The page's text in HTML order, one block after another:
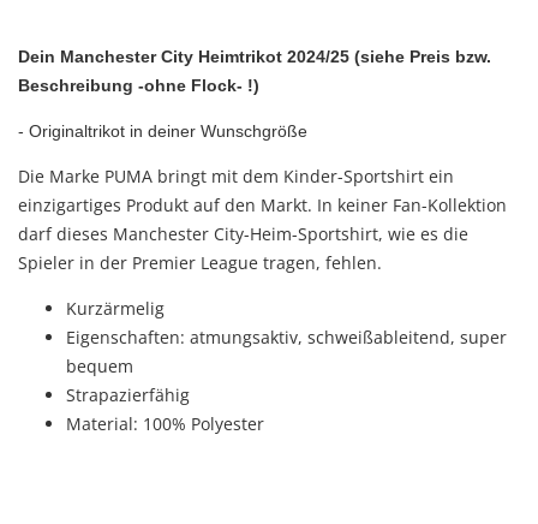
Dein Manchester City Heimtrikot 2024/25 (siehe Preis bzw.
Beschreibung -ohne Flock- !)
- Originaltrikot in deiner Wunschgröße
Die Marke PUMA bringt mit dem Kinder-Sportshirt ein
einzigartiges Produkt auf den Markt. In keiner Fan-Kollektion
darf dieses Manchester City-Heim-Sportshirt, wie es die
Spieler in der Premier League tragen, fehlen.
Kurzärmelig
Eigenschaften: atmungsaktiv, schweißableitend, super
bequem
Strapazierfähig
Material: 100% Polyester